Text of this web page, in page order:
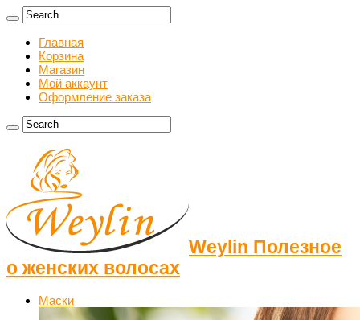
Главная
Корзина
Магазин
Мой аккаунт
Оформление заказа
Weylin Полезное
о женских волосах
Маски